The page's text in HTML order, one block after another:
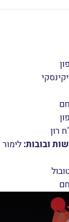
רון
ובובות: